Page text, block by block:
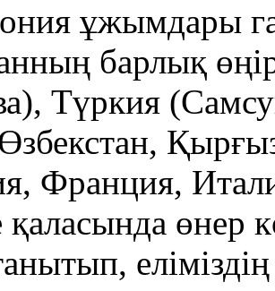
ұжымдары
барлық
Түркия
Франция,
өнер